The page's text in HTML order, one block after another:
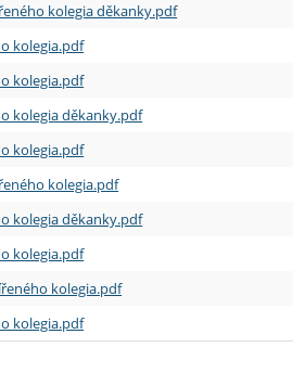
kolegia děkanky.pdf
kolegia.pdf
kolegia.pdf
kolegia děkanky.pdf
kolegia.pdf
kolegia.pdf
kolegia děkanky.pdf
kolegia.pdf
kolegia.pdf
kolegia.pdf